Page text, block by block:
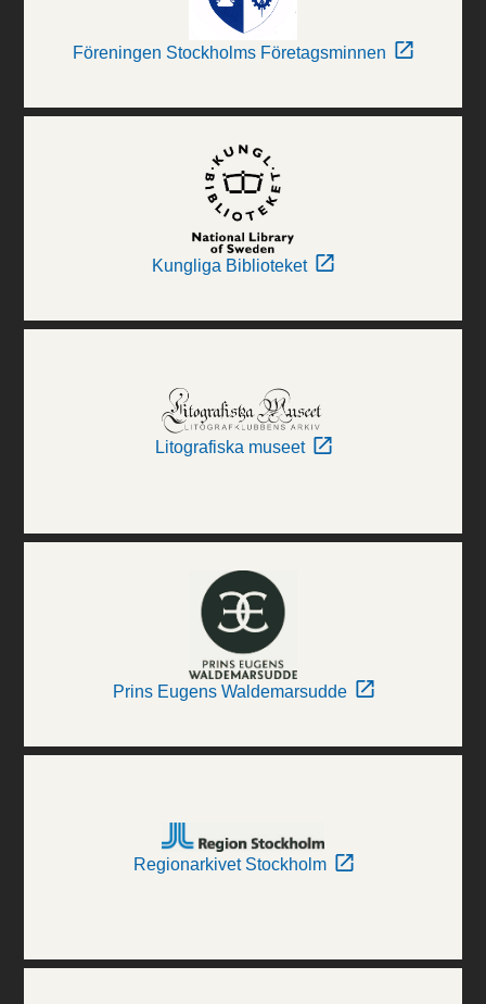
Föreningen Stockholms Företagsminnen
Kungliga Biblioteket
Litografiska museet
Prins Eugens Waldemarsudde
Regionarkivet Stockholm